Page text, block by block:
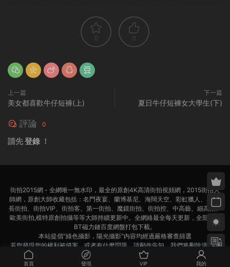
0 0
上一篇
美女都喜歡牛仔短褲(上)
下一篇
夏日牛仔短褲女大學生(下)
評論 0
請先登錄 ！
街拍2015網 - 全網唯一無水印，最全的原創4K高清街拍視頻網，2015街拍大
師網，原創大師收藏包括：名門夜宴、蘭博基尼、海闊天空、彩虹獵人、4K超
長街拍、街拍VIP、街拍客、第一街拍、魔鏡街拍、街拍控、中高藝、細高跟、
歐美街拍,模特原創拍攝等等大師持續更新中。全網絡最全每天更新，全部迅雷
BT磁力鏈百度網盤打包下載。
本站提倡"綠色攝影，陽光攝影"内容均經過嚴格審查篩選
若您發現您的權利被侵害，或者有什麽問題，請郵件告知，我們将删除清理，
聯系郵箱：
bnxmdk@163.com
首頁 發現 VIP 我的